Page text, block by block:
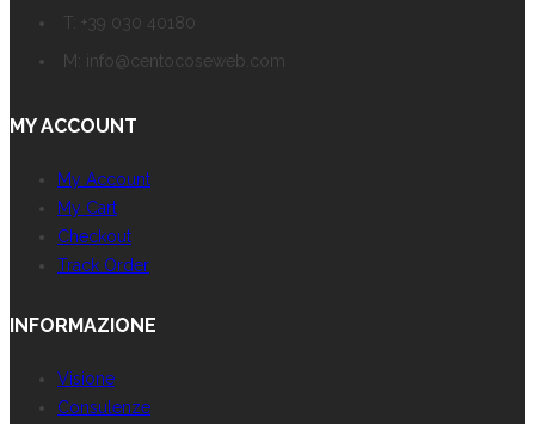
T: +39 030 40180
M: info@centocoseweb.com
MY ACCOUNT
My Account
My Cart
Checkout
Track Order
INFORMAZIONE
Visione
Consulenze